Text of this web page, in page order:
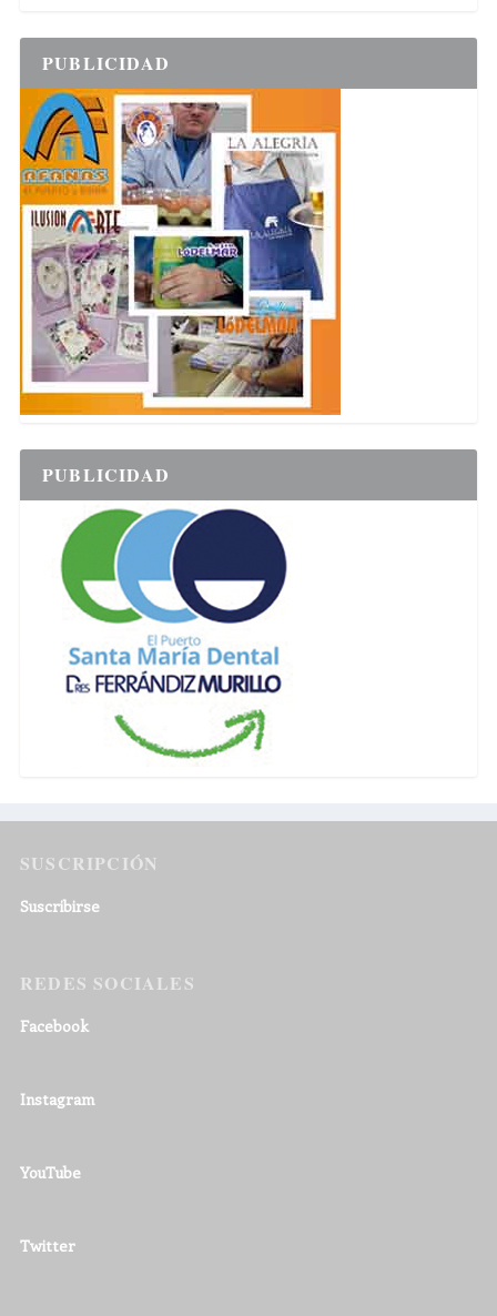
PUBLICIDAD
PUBLICIDAD
SUSCRIPCIÓN
Suscribirse
REDES SOCIALES
Facebook
Instagram
YouTube
Twitter